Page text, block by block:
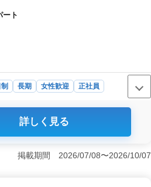
代のスタッフが在籍中！ 皆様から
ート
長期 女性歓迎
正社員
のペースで無理なく働けます。
ぶことができます。 ＜多様な年
詳しく見る
掲載期間 2026/07/08〜2026/10/07